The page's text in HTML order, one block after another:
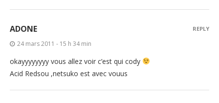
ADONE
24 mars 2011 - 15 h 34 min
okayyyyyyyy vous allez voir c’est qui cody
Acid Redsou ,netsuko est avec vouus
REPLY